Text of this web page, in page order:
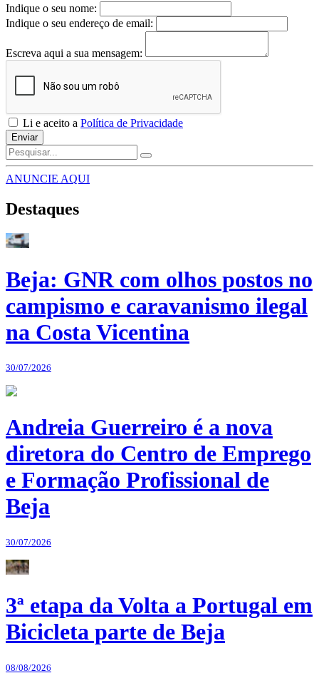
Indique o seu nome:
Indique o seu endereço de email:
Escreva aqui a sua mensagem:
Li e aceito a Política de Privacidade
Enviar
ANUNCIE AQUI
Destaques
Beja: GNR com olhos postos no
campismo e caravanismo ilegal
na Costa Vicentina
30/07/2026
Andreia Guerreiro é a nova
diretora do Centro de Emprego
e Formação Profissional de
Beja
30/07/2026
3ª etapa da Volta a Portugal em
Bicicleta parte de Beja
08/08/2026